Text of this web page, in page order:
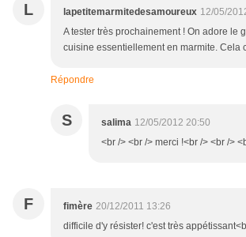
L lapetitemarmitedesamoureux 12/05/
A tester très prochainement ! On adore le
cuisine essentiellement en marmite. Cela
Répondre
S salima 12/05/2012 20:50
<br /> <br /> merci !<br /> <br />
F fimère 20/12/2011 13:26
difficile d'y résister! c'est très